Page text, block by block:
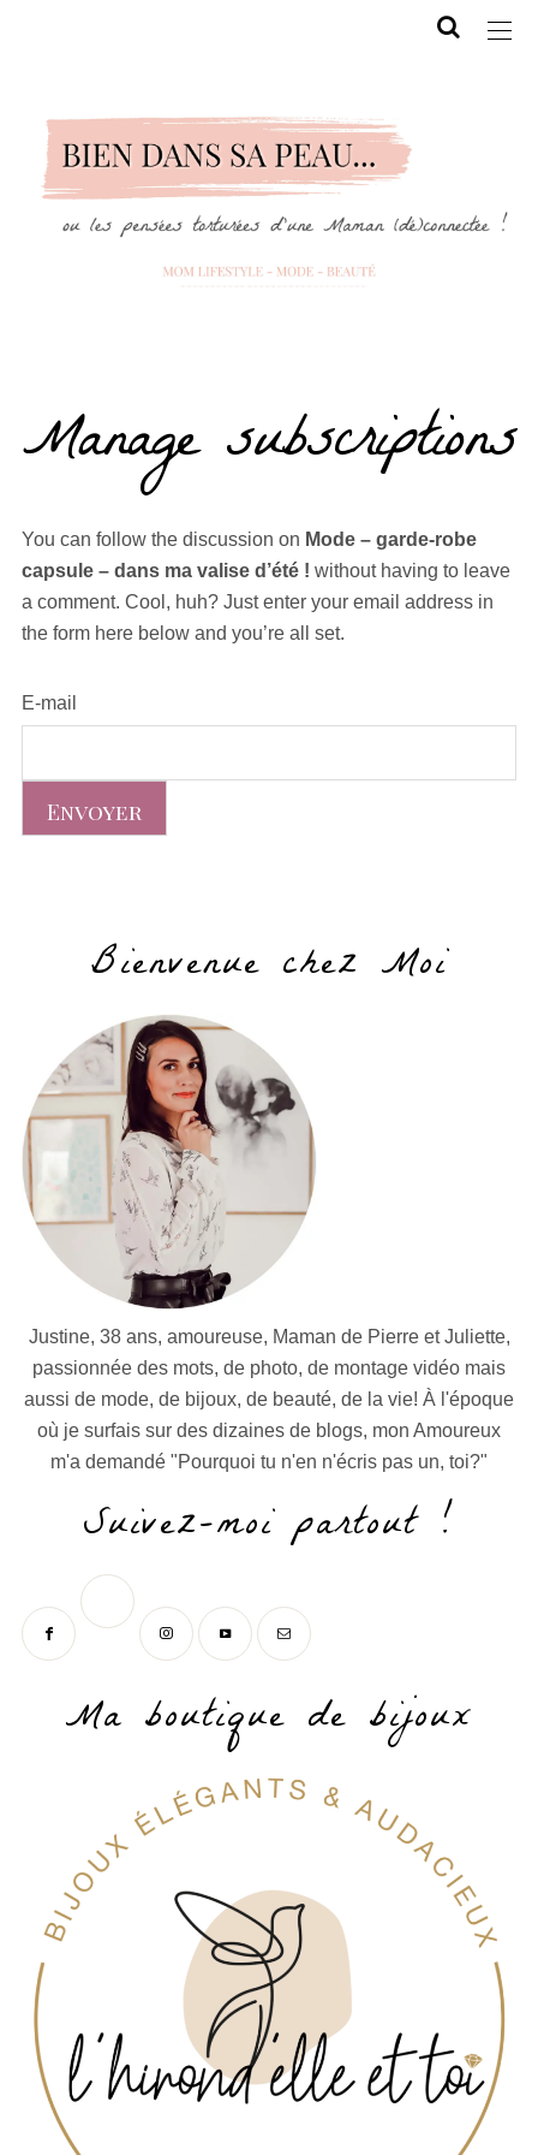
Manage subscriptions
You can follow the discussion on Mode – garde-robe
capsule – dans ma valise d’été ! without having to leave
a comment. Cool, huh? Just enter your email address in
the form here below and you’re all set.
E-mail
Bienvenue chez Moi
Justine, 38 ans, amoureuse, Maman de Pierre et Juliette,
passionnée des mots, de photo, de montage vidéo mais
aussi de mode, de bijoux, de beauté, de la vie! À l'époque
où je surfais sur des dizaines de blogs, mon Amoureux
m'a demandé "Pourquoi tu n'en n'écris pas un, toi?"
Suivez-moi partout !
Ma boutique de bijoux